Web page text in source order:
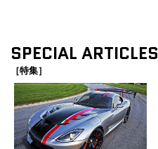
SPECIAL ARTICLES
［特集］